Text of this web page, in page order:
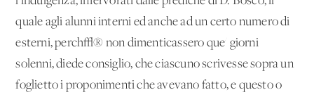
quale agli alunni interni ed anche ad un certo numero di
esterni, perch√® non dimenticassero que' giorni
solenni, diede consiglio, che ciascuno scrivesse sopra un
foglietto i proponimenti che avevano fatto, e questo o